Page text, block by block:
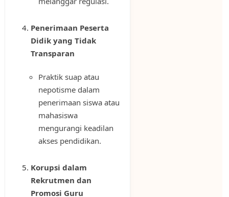
Penerimaan Peserta
Didik yang Tidak
Transparan
Praktik suap atau
nepotisme dalam
penerimaan siswa atau
mahasiswa
mengurangi keadilan
akses pendidikan.
Korupsi dalam
Rekrutmen dan
Promosi Guru